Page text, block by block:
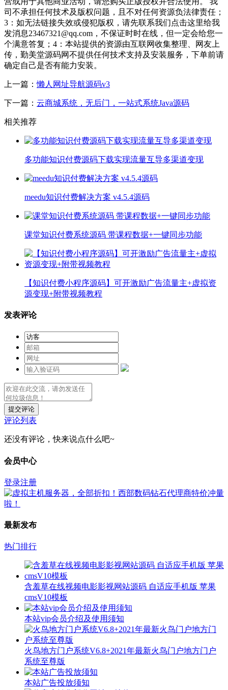
司不承担任何技术及版权问题，且不对任何资源负法律责任；
3：如无法链接失效或侵犯版权，请先联系我们点击这里给我
发消息23467321@qq.com，不保证时时在线，但一定会给您一
个满意答复；4：本站提供的资源由互联网收集整理、网友上
传，勤美堂源码网不提供任何技术支持及安装服务，下单前请
确定自己是否有能力安装。
上一篇：懒人网址导航源码v3
下一篇： 云商城系统，无后门，一站式系统Java源码
相关推荐
多功能知识付费源码下载实现流量互导多渠道变现
meedu知识付费解决方案 v4.5.4源码
课堂知识付费系统源码 带课程数据+一键同步功能
【知识付费小程序源码】可开激励广告流量主+虚拟资
源变现+附带视频教程
发表评论
提交评论
评论列表
还没有评论，快来说点什么吧~
会员中心
登录注册
最新发布
热门排行
含羞草在线视频电影影视网站源码 自适应手机版 苹果
cmsV10模板
本站vip会员介绍及使用须知
火鸟地方门户系统V6.8+2021年最新火鸟门户地方门户
系统至尊版
本站广告投放须知